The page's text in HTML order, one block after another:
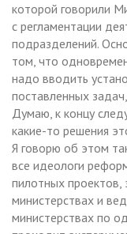
которой говорили
с регламентации
подразделений.
том, что
надо вводить
поставленных
Думаю, к концу
какие-то решения
Я говорю об этом
все идеологи
пилотных проектов,
министерствах и
министерствах по